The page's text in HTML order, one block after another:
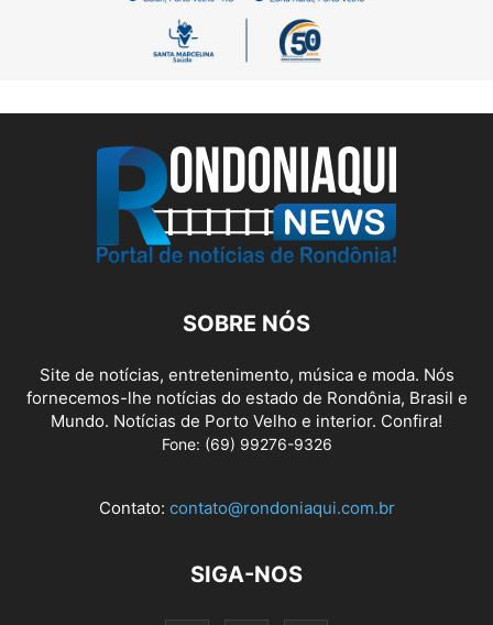
SOBRE NÓS
Site de notícias, entretenimento, música e moda. Nós
fornecemos-lhe notícias do estado de Rondônia, Brasil e
Mundo. Notícias de Porto Velho e interior. Confira!
Fone: (69) 99276-9326
Contato: contato@rondoniaqui.com.br
SIGA-NOS